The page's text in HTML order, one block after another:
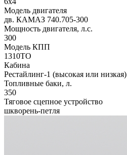
Модель двигателя
дв. КАМАЗ 740.705-300
Мощность двигателя, л.с.
300
Модель КПП
1310TO
Кабина
Рестайлинг-1 (высокая или низкая)
Топливные баки, л.
350
Тяговое сцепное устройство
шкворень-петля